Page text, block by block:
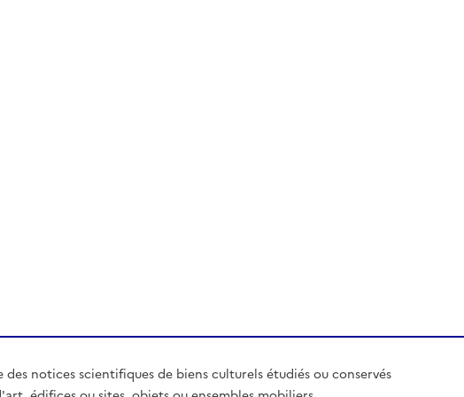
des notices scientifiques de biens culturels étudiés ou conservés